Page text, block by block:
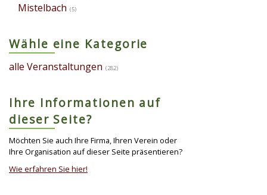
Mistelbach (5)
Wähle eine Kategorie
alle Veranstaltungen (282)
Ihre Informationen auf
dieser Seite?
Möchten Sie auch Ihre Firma, Ihren Verein oder
Ihre Organisation auf dieser Seite präsentieren?
Wie erfahren Sie hier!